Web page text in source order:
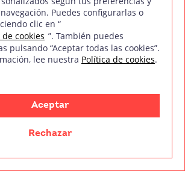
a los espectadores.
filmación en el lenguaje
la iluminación
decenas y decenas de
blog, ya que no solo cuenta
valor artístico dentro del
cantidad de variaciones
Puedes configurarlas o
clic en “
cookies ”. También puedes
pulsando “Aceptar todas las cookies”.
lee nuestra Política de cookies.
Aceptar
Rechazar